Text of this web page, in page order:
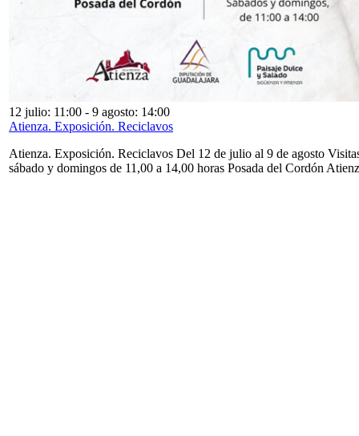
12 julio: 11:00 - 9 agosto: 14:00
Atienza. Exposición. Reciclavos
Atienza. Exposición. Reciclavos Del 12 de julio al 9 de agosto
sábado y domingos de 11,00 a 14,00 horas Posada del Cordón